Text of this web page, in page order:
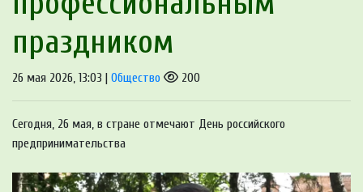
праздником
26 мая 2026, 13:03 | Общество 200
Сегодня, 26 мая, в стране отмечают День российского
предпринимательства